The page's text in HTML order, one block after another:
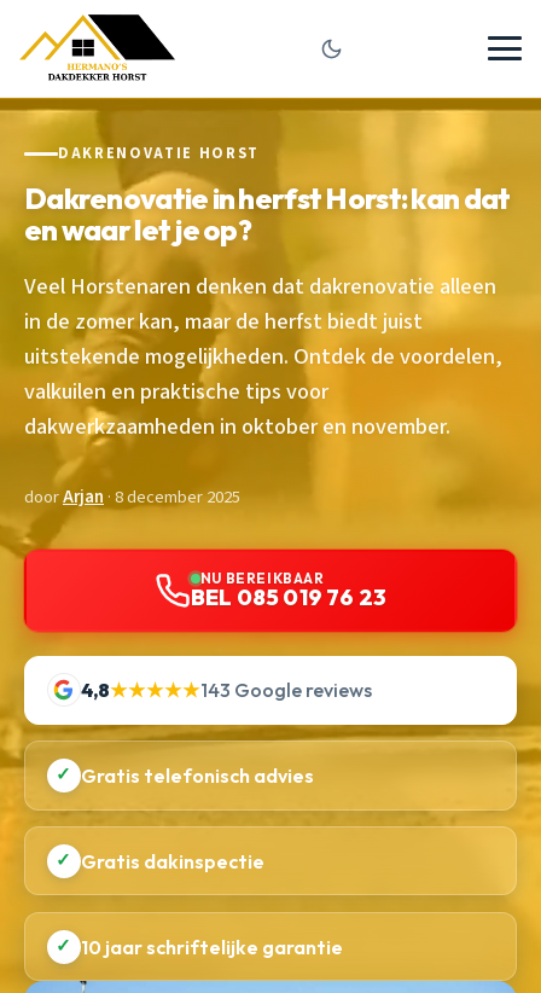
DAKRENOVATIE HORST
Dakrenovatie in herfst Horst: kan dat
en waar let je op?
Veel Horstenaren denken dat dakrenovatie alleen
in de zomer kan, maar de herfst biedt juist
uitstekende mogelijkheden. Ontdek de voordelen,
valkuilen en praktische tips voor
dakwerkzaamheden in oktober en november.
doorArjan · 8 december 2025
NU BEREIKBAAR
BEL 085 019 76 23
4,8★★★★★143 Google reviews
✓ Gratis telefonisch advies
✓ Gratis dakinspectie
✓ 10 jaar schriftelijke garantie